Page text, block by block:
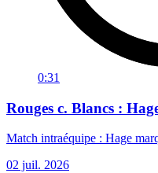
0:31
Rouges c. Blancs :
Match intraéquipe : Hage
02 juil. 2026